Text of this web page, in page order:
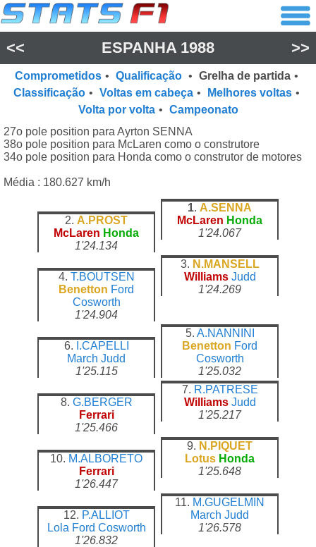
<< ESPANHA 1988 >>
Comprometidos • Qualificação • Grelha de partida •
Classificação • Voltas em cabeça • Melhores voltas •
Volta por volta • Campeonato
27o pole position para Ayrton SENNA
38o pole position para McLaren como o construtore
34o pole position para Honda como o construtor de motores
Média : 180.627 km/h
2. A.PROST
McLaren Honda
1'24.134
1. A.SENNA
McLaren Honda
1'24.067
4. T.BOUTSEN
Benetton Ford
Cosworth
1'24.904
3. N.MANSELL
Williams Judd
1'24.269
6. I.CAPELLI
March Judd
1'25.115
5. A.NANNINI
Benetton Ford
Cosworth
1'25.032
8. G.BERGER
Ferrari
1'25.466
7. R.PATRESE
Williams Judd
1'25.217
10. M.ALBORETO
Ferrari
1'26.447
9. N.PIQUET
Lotus Honda
1'25.648
12. P.ALLIOT
Lola Ford Cosworth
1'26.832
11. M.GUGELMIN
March Judd
1'26.578